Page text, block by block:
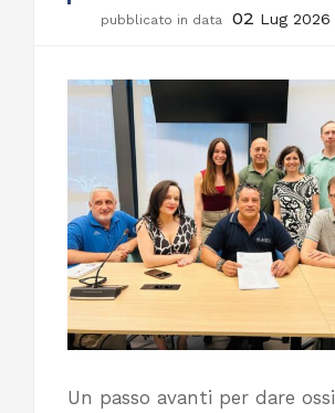
pubblicato in data 02 Lug 2026
Un passo avanti per dare